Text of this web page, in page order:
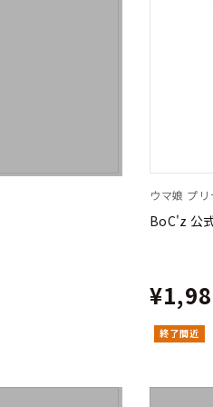
ウマ娘 プ
BoC'z 公
終了間近